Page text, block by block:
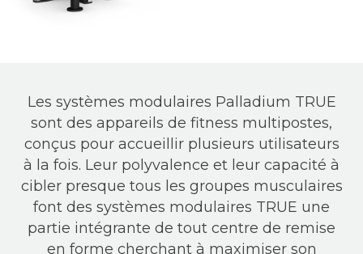
Les systèmes modulaires Palladium TRUE
sont des appareils de fitness multipostes,
conçus pour accueillir plusieurs utilisateurs
à la fois. Leur polyvalence et leur capacité à
cibler presque tous les groupes musculaires
font des systèmes modulaires TRUE une
partie intégrante de tout centre de remise
en forme cherchant à maximiser son